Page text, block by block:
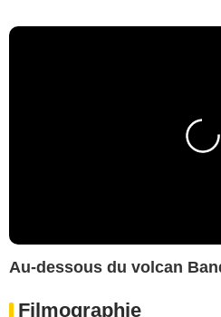
Au-dessous du volcan
Filmographie